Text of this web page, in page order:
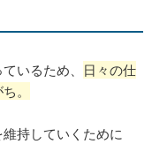
いるため、 日々の仕
。
持していくために